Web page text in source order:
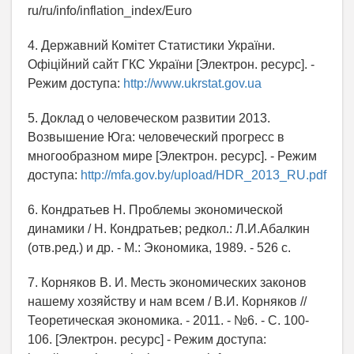
ru/ru/info/inflation_index/Euro
4. Державний Комітет Статистики України.
Офіційний сайт ГКС України [Электрон. ресурс]. -
Режим доступа: http://www.ukrstat.gov.ua
5. Доклад о человеческом развитии 2013.
Возвышение Юга: человеческий прогресс в
многообразном мире [Электрон. ресурс]. - Режим
доступа: http://mfa.gov.by/upload/HDR_2013_RU.pdf
6. Кондратьев Н. Проблемы экономической
динамики / Н. Кондратьев; редкол.: Л.И.Абалкин
(отв.ред.) и др. - М.: Экономика, 1989. - 526 с.
7. Корняков В. И. Месть экономических законов
нашему хозяйству и нам всем / В.И. Корняков //
Теоретическая экономика. - 2011. - №6. - С. 100-
106. [Электрон. ресурс] - Режим доступа: